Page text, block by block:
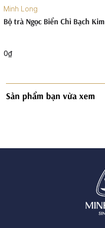
Minh Long
Bộ trà Ngọc Biển Chỉ Bạch Kim
0₫
Sản phẩm bạn vừa xem